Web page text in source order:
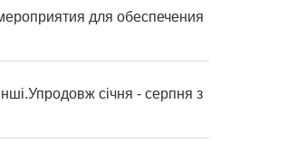
для обеспечения
січня - серпня з